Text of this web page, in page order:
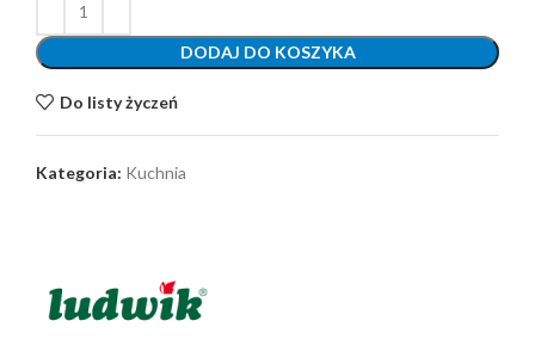
DODAJ DO KOSZYKA
Do listy życzeń
Kategoria: Kuchnia